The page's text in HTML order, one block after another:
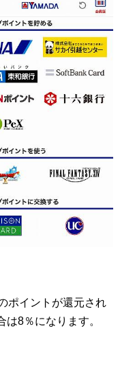
ポイントが還元され
8％になります。